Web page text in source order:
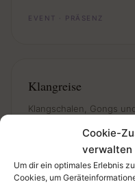
Cookie-
verwalten
Um dir ein optimales Erlebnis
Cookies, um
EVENT · PRÄSENZ
Klangreise
Klangschalen, Gongs
den heilsamen Klang –
EVENT · PRÄSENZ